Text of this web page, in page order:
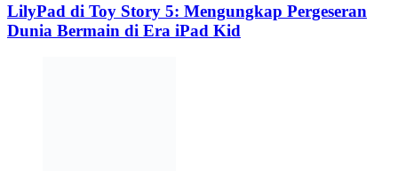
LilyPad di Toy Story 5: Mengungkap Pergeseran
Dunia Bermain di Era iPad Kid